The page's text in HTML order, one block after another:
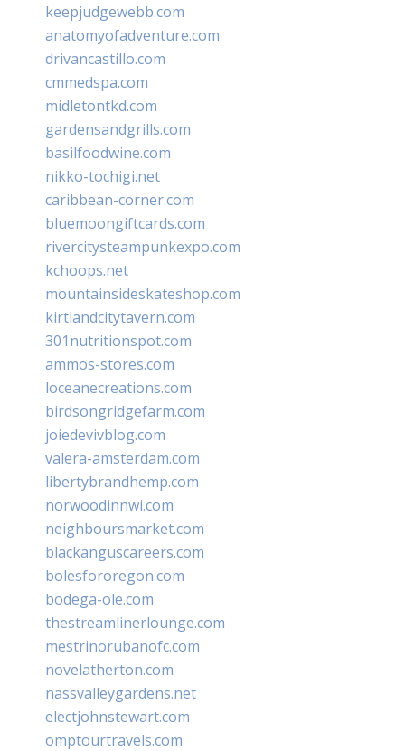
keepjudgewebb.com
anatomyofadventure.com
drivancastillo.com
cmmedspa.com
midletontkd.com
gardensandgrills.com
basilfoodwine.com
nikko-tochigi.net
caribbean-corner.com
bluemoongiftcards.com
rivercitysteampunkexpo.com
kchoops.net
mountainsideskateshop.com
kirtlandcitytavern.com
301nutritionspot.com
ammos-stores.com
loceanecreations.com
birdsongridgefarm.com
joiedevivblog.com
valera-amsterdam.com
libertybrandhemp.com
norwoodinnwi.com
neighboursmarket.com
blackanguscareers.com
bolesfororegon.com
bodega-ole.com
thestreamlinerlounge.com
mestrinorubanofc.com
novelatherton.com
nassvalleygardens.net
electjohnstewart.com
omptourtravels.com